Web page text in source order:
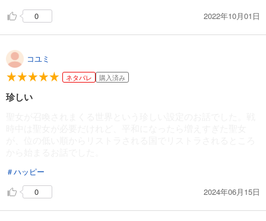
0 2022年10月01日
コユミ
ネタバレ 購入済み
珍しい
＃ハッピー
0
2024年06月15日